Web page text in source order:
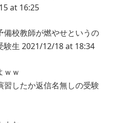
at 16:25
校教師が燃やせというの
験生2021/12/18 at 18:34
ｗｗ
習したか返信名無しの受験